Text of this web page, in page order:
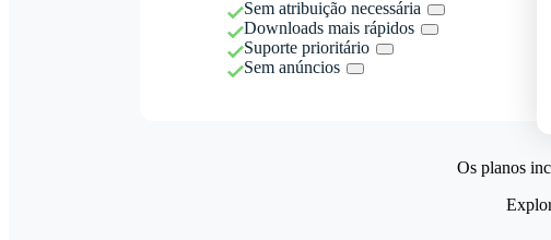
Sem atribuição necessária
Downloads mais rápidos
Suporte prioritário
Sem anúncios
Os planos